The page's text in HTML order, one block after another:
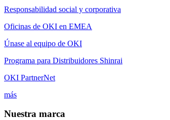
Responsabilidad social y corporativa
Oficinas de OKI en EMEA
Únase al equipo de OKI
Programa para Distribuidores Shinrai
OKI PartnerNet
más
Nuestra marca